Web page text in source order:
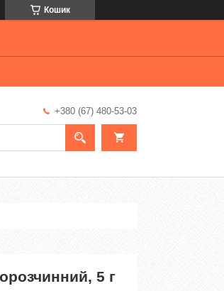
Кошик
+380 (67) 480-53-03
5 г